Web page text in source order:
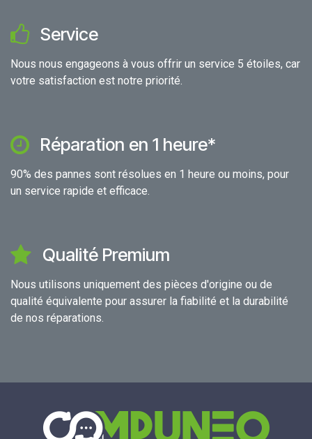
Service
Nous nous engageons à vous offrir un service 5 étoiles, car
votre satisfaction est notre priorité.
Réparation en 1 heure*
90% des pannes sont résolues en 1 heure ou moins, pour
un service rapide et efficace.
Qualité Premium
Nous utilisons uniquement des pièces d'origine ou de
qualité équivalente pour assurer la fiabilité et la durabilité
de nos réparations.